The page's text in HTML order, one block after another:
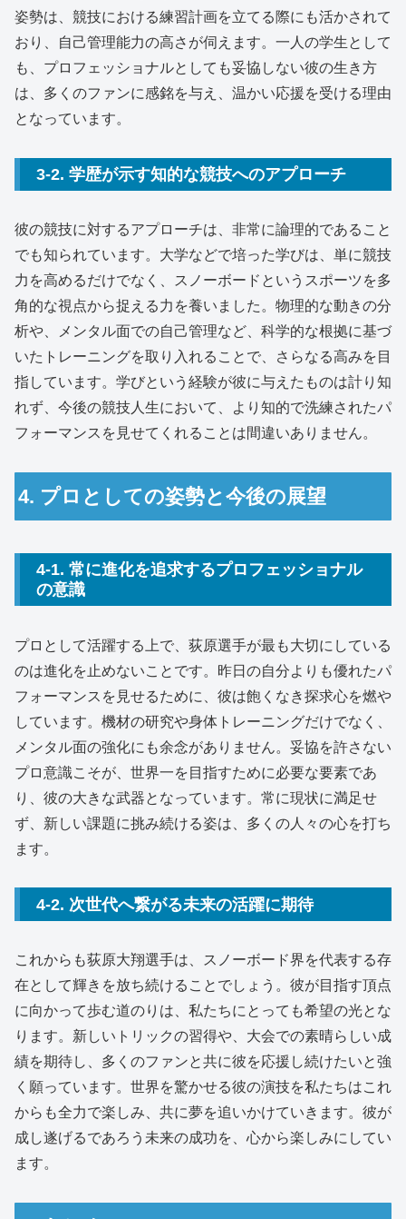
姿勢は、競技における練習計画を立てる際にも活かされて
おり、自己管理能力の高さが伺えます。一人の学生として
も、プロフェッショナルとしても妥協しない彼の生き方
は、多くのファンに感銘を与え、温かい応援を受ける理由
となっています。
3-2. 学歴が示す知的な競技へのアプローチ
彼の競技に対するアプローチは、非常に論理的であること
でも知られています。大学などで培った学びは、単に競技
力を高めるだけでなく、スノーボードというスポーツを多
角的な視点から捉える力を養いました。物理的な動きの分
析や、メンタル面での自己管理など、科学的な根拠に基づ
いたトレーニングを取り入れることで、さらなる高みを目
指しています。学びという経験が彼に与えたものは計り知
れず、今後の競技人生において、より知的で洗練されたパ
フォーマンスを見せてくれることは間違いありません。
4. プロとしての姿勢と今後の展望
4-1. 常に進化を追求するプロフェッショナル
の意識
プロとして活躍する上で、荻原選手が最も大切にしている
のは進化を止めないことです。昨日の自分よりも優れたパ
フォーマンスを見せるために、彼は飽くなき探求心を燃や
しています。機材の研究や身体トレーニングだけでなく、
メンタル面の強化にも余念がありません。妥協を許さない
プロ意識こそが、世界一を目指すために必要な要素であ
り、彼の大きな武器となっています。常に現状に満足せ
ず、新しい課題に挑み続ける姿は、多くの人々の心を打ち
ます。
4-2. 次世代へ繋がる未来の活躍に期待
これからも荻原大翔選手は、スノーボード界を代表する存
在として輝きを放ち続けることでしょう。彼が目指す頂点
に向かって歩む道のりは、私たちにとっても希望の光とな
ります。新しいトリックの習得や、大会での素晴らしい成
績を期待し、多くのファンと共に彼を応援し続けたいと強
く願っています。世界を驚かせる彼の演技を私たちはこれ
からも全力で楽しみ、共に夢を追いかけていきます。彼が
成し遂げるであろう未来の成功を、心から楽しみにしてい
ます。